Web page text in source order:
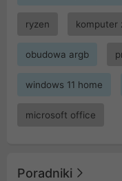
ryzen komputer
obudowa argb
windows 11 home
microsoft office
Poradniki